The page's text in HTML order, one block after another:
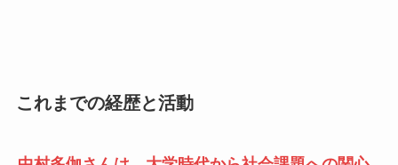
これまでの経歴と活動